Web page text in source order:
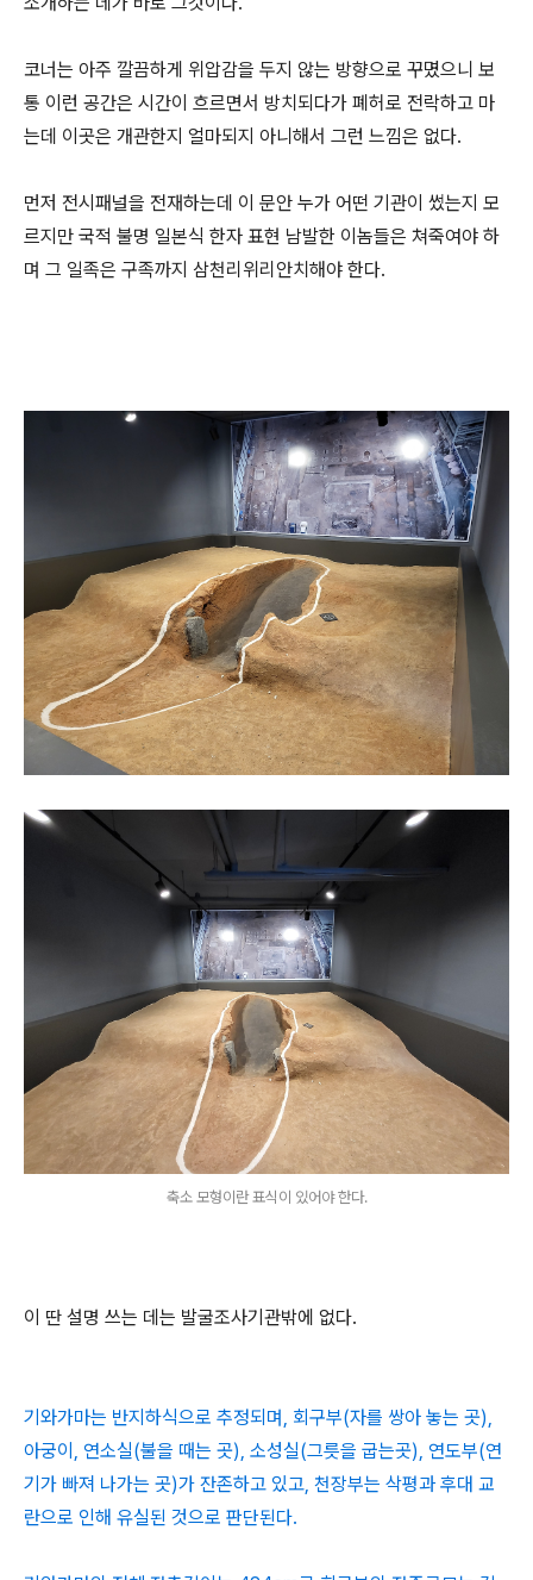
코너는 아주 깔끔하게 위압감을 두지 않는 방향으로 꾸몄으니 보
통 이런 공간은 시간이 흐르면서 방치되다가 폐허로 전락하고 마
는데 이곳은 개관한지 얼마되지 아니해서 그런 느낌은 없다.
먼저 전시패널을 전재하는데 이 문안 누가 어떤 기관이 썼는지 모
르지만 국적 불명 일본식 한자 표현 남발한 이놈들은 쳐죽여야 하
며 그 일족은 구족까지 삼천리위리안치해야 한다.
축소 모형이란 표식이 있어야 한다.
이 딴 설명 쓰는 데는 발굴조사기관밖에 없다.
기와가마는 반지하식으로 추정되며, 회구부(자를 쌍아 놓는 곳),
아궁이, 연소실(불을 때는 곳), 소성실(그릇을 굽는곳), 연도부(연
기가 빠져 나가는 곳)가 잔존하고 있고, 천장부는 삭평과 후대 교
란으로 인해 유실된 것으로 판단된다.